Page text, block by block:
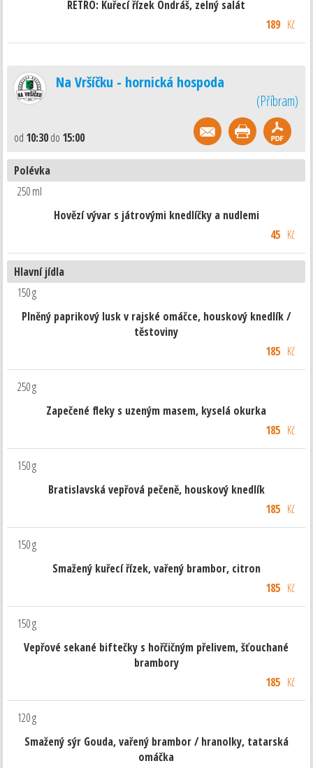
RETRO: Kuřecí řízek Ondráš, zelný salát
189Kč
Na Vršíčku - hornická hospoda
(Příbram)
od 10:30do 15:00
Polévka
250 ml
Hovězí vývar s játrovými knedlíčky a nudlemi
45 Kč
Hlavní jídla
150 g
Plněný paprikový lusk v rajské omáčce, houskový knedlík /
těstoviny
185 Kč
250 g
Zapečené fleky s uzeným masem, kyselá okurka
185 Kč
150 g
Bratislavská vepřová pečeně, houskový knedlík
185 Kč
150 g
Smažený kuřecí řízek, vařený brambor, citron
185 Kč
150 g
Vepřové sekané biftečky s hořčičným přelivem, šťouchané
brambory
185 Kč
120 g
Smažený sýr Gouda, vařený brambor / hranolky, tatarská
omáčka